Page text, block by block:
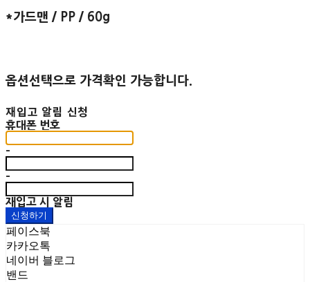
*가드맨 / PP / 60g
옵션선택으로 가격확인 가능합니다.
재입고 알림 신청
휴대폰 번호
-
-
재입고 시 알림
신청하기
페이스북
카카오톡
네이버 블로그
밴드